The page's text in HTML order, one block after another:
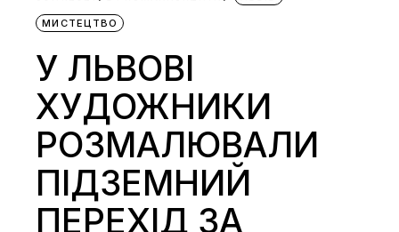
МИСТЕЦТВО
У ЛЬВОВІ
ХУДОЖНИКИ
РОЗМАЛЮВАЛИ
ПІДЗЕМНИЙ
ПЕРЕХІД ЗА